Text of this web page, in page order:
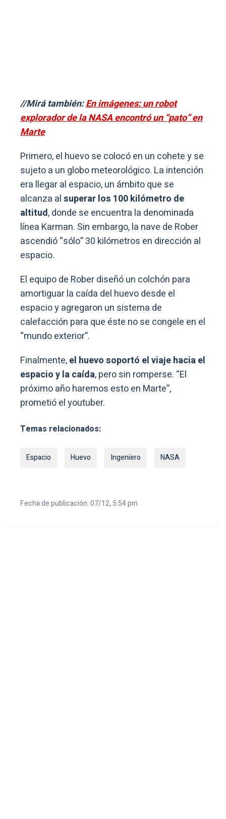
//Mirá también:En imágenes: un robot
explorador de la NASA encontró un “pato” en
Marte
Primero, el huevo se colocó en un cohete y se
sujeto a un globo meteorológico. La intención
era llegar al espacio, un ámbito que se
alcanza alsuperar los 100 kilómetro de
altitud, donde se encuentra la denominada
línea Karman. Sin embargo, la nave de Rober
ascendió “sólo” 30 kilómetros en dirección al
espacio.
El equipo de Rober diseñó un colchón para
amortiguar la caída del huevo desde el
espacio y agregaron un sistema de
calefacción para que éste no se congele en el
“mundo exterior”.
Finalmente,el huevo soportó el viaje hacia el
espacio y la caída, pero sin romperse. “El
próximo año haremos esto en Marte”,
prometió el youtuber.
Temas relacionados:
Espacio Huevo Ingeniero NASA
Fecha de publicación: 07/12, 5:54 pm